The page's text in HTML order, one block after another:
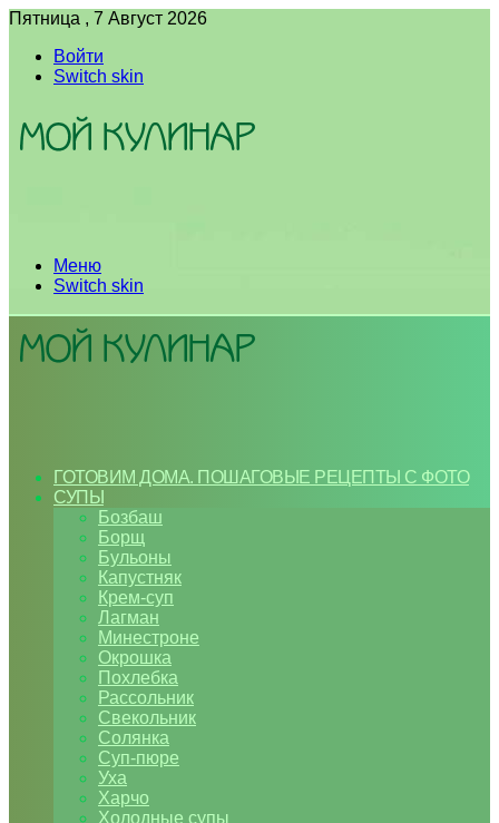
Пятница , 7 Август 2026
Войти
Switch skin
Меню
Switch skin
ГОТОВИМ ДОМА. ПОШАГОВЫЕ РЕЦЕПТЫ С ФОТО
СУПЫ
Бозбаш
Борщ
Бульоны
Капустняк
Крем-суп
Лагман
Минестроне
Окрошка
Похлебка
Рассольник
Свекольник
Солянка
Суп-пюре
Уха
Харчо
Холодные супы